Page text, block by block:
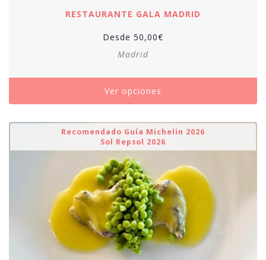
RESTAURANTE GALA MADRID
Desde 50,00€
Madrid
Ver opciones
Recomendado Guía Michelin 2026
Sol Repsol 2026